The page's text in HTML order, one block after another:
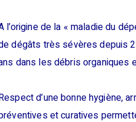
l’origine de la « maladie du
dégâts très sévères depuis
dans les débris organiques
d’une bonne hygiène,
et curatives